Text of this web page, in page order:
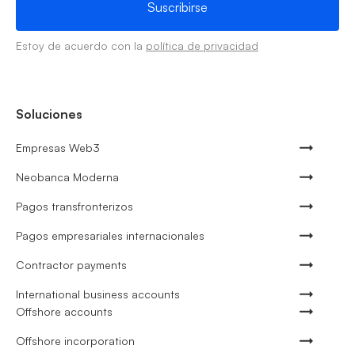
Estoy de acuerdo con la política de privacidad
Soluciones
Empresas Web3
Neobanca Moderna
Pagos transfronterizos
Pagos empresariales internacionales
Contractor payments
International business accounts
Offshore accounts
Offshore incorporation